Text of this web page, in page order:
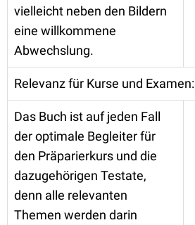
vielleicht neben den Bildern
eine willkommene
Abwechslung.
Relevanz für Kurse und Examen:
Das Buch ist auf jeden Fall
der optimale Begleiter für
den Präparierkurs und die
dazugehörigen Testate,
denn alle relevanten
Themen werden darin